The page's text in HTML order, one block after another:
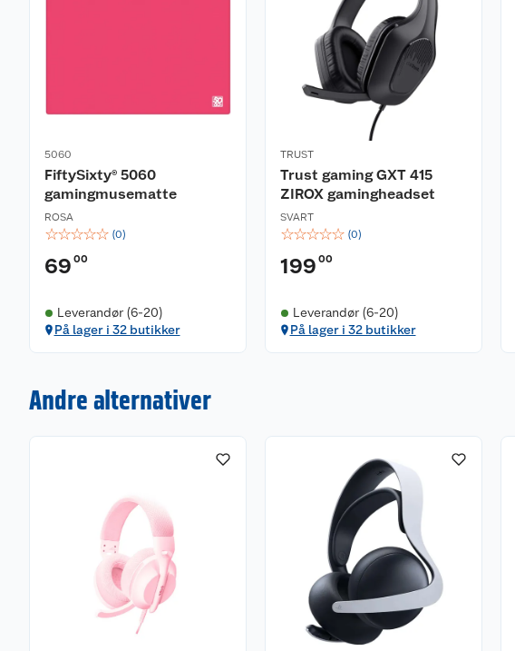
5060
FiftySixty® 5060
gamingmusematte
ROSA
☆☆☆☆☆ (0)
69 00
Leverandør (6-20)
På lager i 32 butikker
TRUST
Trust gaming GXT 415
ZIROX gamingheadset
SVART
☆☆☆☆☆ (0)
199 00
Leverandør (6-20)
På lager i 32 butikker
Andre alternativer